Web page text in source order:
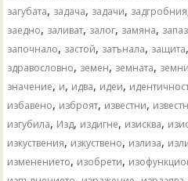
загубата, задача, задачи, задгробния
заедно, заливат, залог, замяна,
започнало, застой, затънала, защита,
здравословно, земен, земната,
значение, и, идва, идеи,
избавено, изброят, известни,
изгубила, Изд, издигне, изисква,
изкуствения, изкуствено, излиза,
изменението, изобрети,